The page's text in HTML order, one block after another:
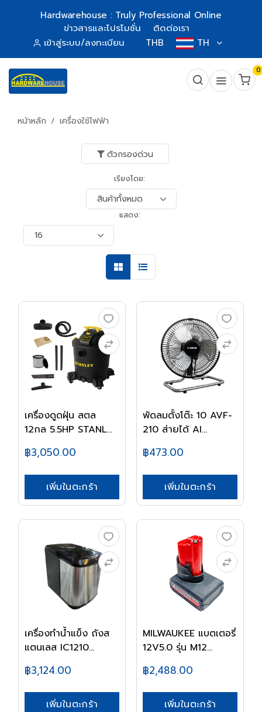
Hardwarehouse : Truly Professional Online
ข่าวสารและโปรโมชั่น
ติดต่อเรา
เข้าสู่ระบบ/ลงทะเบียน
THB TH
0
หน้าหลัก เครื่องใช้ไฟฟ้า
ตัวกรองด่วน
เรียงโดย:
แสดง:
เครื่องดูดฝุ่น สตล
12กล 5.5HP STANL...
฿3,050.00
เพิ่มในตะกร้า
พัดลมตั้งโต๊ะ 10 AVF-
210 ส่ายได้ AI...
฿473.00
เพิ่มในตะกร้า
เครื่องทำน้ำแข็ง ถังส
แตนเลส IC1210...
฿3,124.00
เพิ่มในตะกร้า
MILWAUKEE แบตเตอรี่
12V5.0 รุ่น M12...
฿2,488.00
เพิ่มในตะกร้า